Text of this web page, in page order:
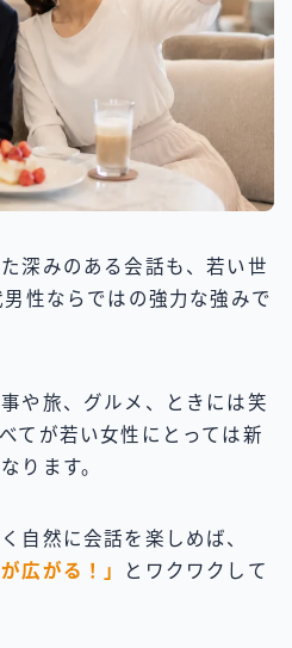
深みのある会話も、若い世
性ならではの強力な強みで
や旅、グルメ、ときには笑
てが若い女性にとっては新
ります。
自然に会話を楽しめば、
広がる！」
とワクワクして